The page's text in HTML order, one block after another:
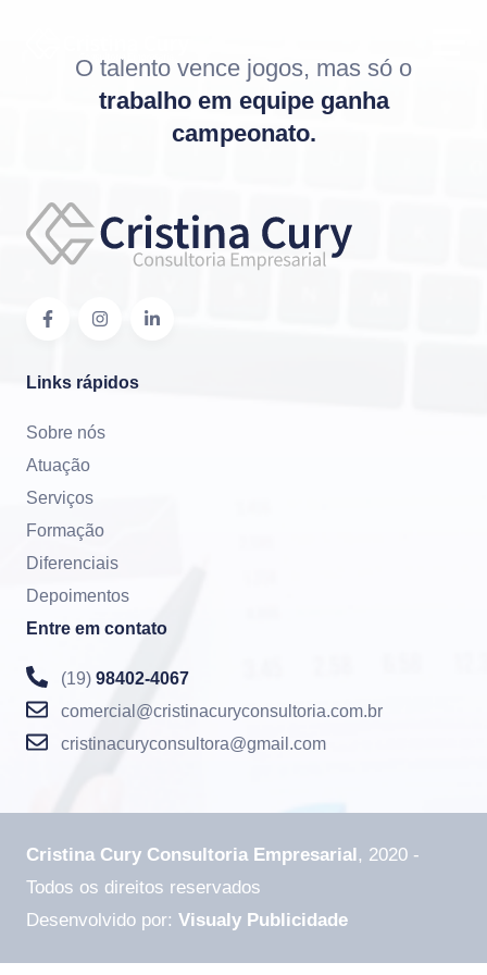
O talento vence jogos, mas só o
trabalho em equipe ganha
campeonato.
Links rápidos
Sobre nós
Atuação
Serviços
Formação
Diferenciais
Depoimentos
Entre em contato
(19) 98402-4067
comercial@cristinacuryconsultoria.com.br
cristinacuryconsultora@gmail.com
Cristina Cury Consultoria Empresarial, 2020 -
Todos os direitos reservados
Desenvolvido por: Visualy Publicidade